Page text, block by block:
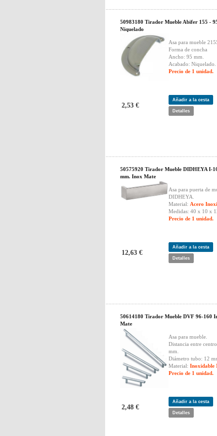
50983180 Tirador Mueble Abifer 155 -
Niquelado
Asa para mueble
Forma de concha
Ancho: 95 mm.
Acabado: Niquelado.
Precio de 1 unidad.
2,53 €
Añadir a la cesta
Detalles
50575920 Tirador Mueble DIDHEYA I-
mm. Inox Mate
Asa para puerta de
DIDHEYA.
Material: Acero
Medidas: 40 x 10 x
Precio de 1 unidad.
12,63 €
Añadir a la cesta
Detalles
50614180 Tirador Mueble DVF 96-160
Mate
Asa para mueble.
Distancia entre
mm.
Diámetro tubo: 12
Material: Inoxidable
Precio de 1 unidad.
2,48 €
Añadir a la cesta
Detalles